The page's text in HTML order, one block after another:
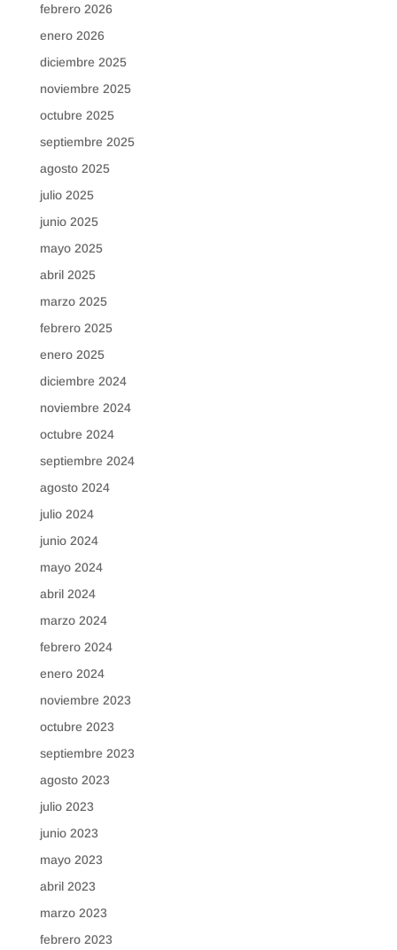
febrero 2026
enero 2026
diciembre 2025
noviembre 2025
octubre 2025
septiembre 2025
agosto 2025
julio 2025
junio 2025
mayo 2025
abril 2025
marzo 2025
febrero 2025
enero 2025
diciembre 2024
noviembre 2024
octubre 2024
septiembre 2024
agosto 2024
julio 2024
junio 2024
mayo 2024
abril 2024
marzo 2024
febrero 2024
enero 2024
noviembre 2023
octubre 2023
septiembre 2023
agosto 2023
julio 2023
junio 2023
mayo 2023
abril 2023
marzo 2023
febrero 2023